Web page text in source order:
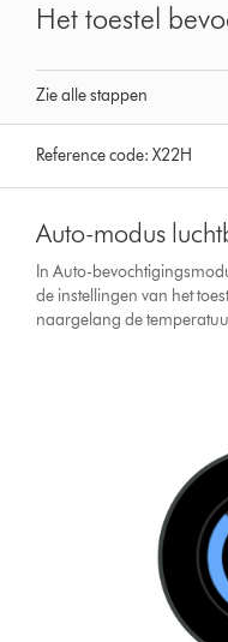
verzonden.
Zie alle stappen
Het toestel
Reference code:X22H
Auto-modus
In Auto-
de instellingen van het
naargelang de